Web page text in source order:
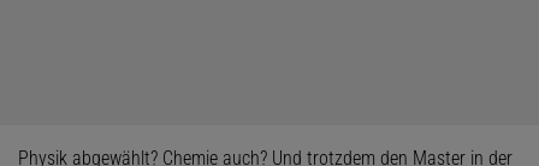
Physik abgewählt? Chemie auch? Und trotzdem den Master in der